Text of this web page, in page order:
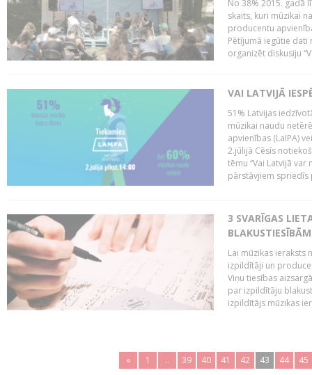
No 38% 2015. gadā
skaits, kuri mūzikai
producentu
Pētījumā iegūtie dati
organizēt diskusiju
VAI LATVIJĀ
51% Latvijas
mūzikai naudu
apvienības (LaIPA)
2.jūlijā Cēsīs
tēmu “Vai Latvijā
pārstāvjiem spriedīs
3 SVARĪGAS
BLAKUSTIESĪBĀM
Lai mūzikas ieraksts
izpildītāji un
Viņu tiesības
par izpildītāju
izpildītājs mūzikas
« 1 .. 39 40 41 42 43 44 45